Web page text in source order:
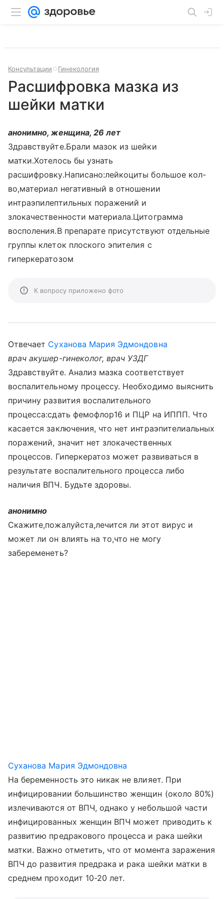
Консультации Гинекология
Расшифровка мазка из
шейки матки
анонимно, женщина, 26 лет
Здравствуйте.Брали мазок из шейки
матки.Хотелось бы узнать
расшифровку.Написано:лейкоциты большое кол-
во,материал негативный в отношении
интраэпилептильных поражений и
злокачественности материала.Цитограмма
восполения.В препарате присутствуют отдельные
группы клеток плоского эпителия с
гиперкератозом
К вопросу приложено фото
Отвечает Суханова Мария Эдмондовна
врач акушер-гинеколог, врач УЗДГ
Здравствуйте. Анализ мазка соответствует
воспалительному процессу. Необходимо выяснить
причину развития воспалительного
процесса:сдать фемофлор16 и ПЦР на ИППП. Что
касается заключения, что нет интраэпителиальных
поражений, значит нет злокачественных
процессов. Гиперкератоз может развиваться в
результате воспалительного процесса либо
наличия ВПЧ. Будьте здоровы.
анонимно
Скажите,пожалуйста,лечится ли этот вирус и
может ли он влиять на то,что не могу
забеременеть?
Суханова Мария Эдмондовна
На беременность это никак не влияет. При
инфицировании большинство женщин (около 80%)
излечиваются от ВПЧ, однако у небольшой части
инфицированных женщин ВПЧ может приводить к
развитию предракового процесса и рака шейки
матки. Важно отметить, что от момента заражения
ВПЧ до развития предрака и рака шейки матки в
среднем проходит 10-20 лет.